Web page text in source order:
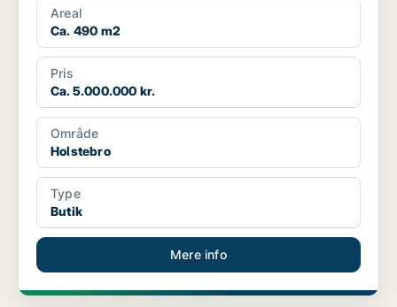
Areal
Ca. 490 m2
Pris
Ca. 5.000.000 kr.
Område
Holstebro
Type
Butik
Mere info